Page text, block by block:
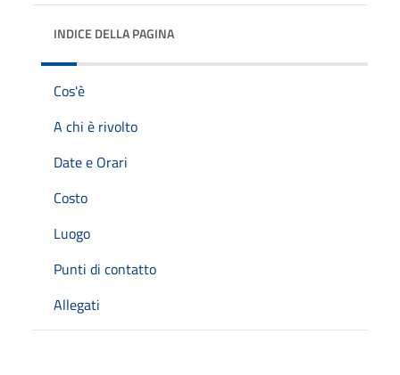
INDICE DELLA PAGINA
Cos'è
A chi è rivolto
Date e Orari
Costo
Luogo
Punti di contatto
Allegati